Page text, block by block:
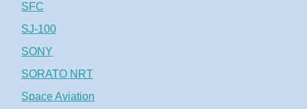
SFC
SJ-100
SONY
SORATO NRT
Space Aviation